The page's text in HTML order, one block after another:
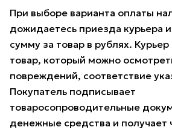
При выборе варианта оплаты
дожидаетесь приезда курьера
сумму за товар в рублях.
товар, который можно
повреждений, соответствие
Покупатель подписывает
товаросопроводительные
денежные средства и получает